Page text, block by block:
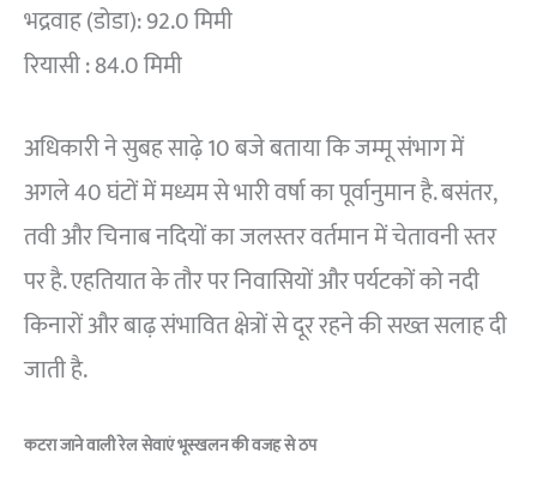
भद्रवाह (डोडा): 92.0 मिमी
रियासी : 84.0 मिमी
अधिकारी ने सुबह साढ़े 10 बजे बताया कि जम्मू संभाग में
अगले 40 घंटों में मध्यम से भारी वर्षा का पूर्वानुमान है. बसंतर,
तवी और चिनाब नदियों का जलस्तर वर्तमान में चेतावनी स्तर
पर है. एहतियात के तौर पर निवासियों और पर्यटकों को नदी
किनारों और बाढ़ संभावित क्षेत्रों से दूर रहने की सख्त सलाह दी
जाती है.
कटरा जाने वाली रेल सेवाएं भूस्खलन की वजह से ठप